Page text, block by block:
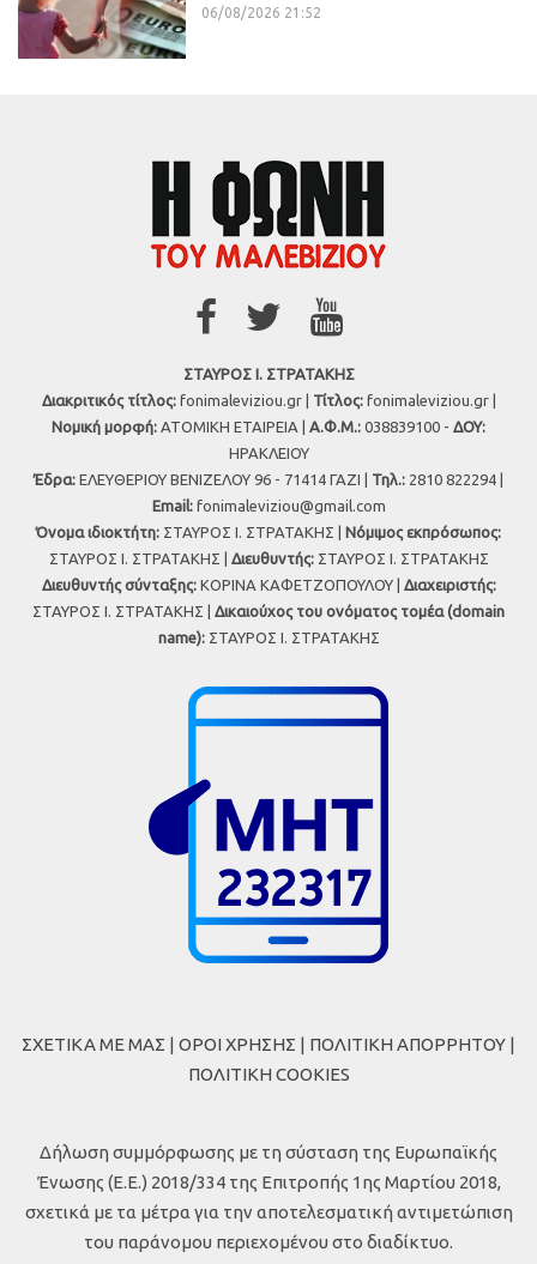
06/08/2026 21:52
ΣΤΑΥΡΟΣ Ι. ΣΤΡΑΤΑΚΗΣ
Διακριτικός τίτλος:fonimaleviziou.gr | Τίτλος:fonimaleviziou.gr |
Νομική μορφή: ΑΤΟΜΙΚΗ ΕΤΑΙΡΕΙΑ | Α.Φ.Μ.: 038839100 - ΔΟΥ:
ΗΡΑΚΛΕΙΟΥ
Έδρα: ΕΛΕΥΘΕΡΙΟΥ ΒΕΝΙΖΕΛΟΥ 96 - 71414 ΓΑΖΙ | Τηλ.: 2810 822294 |
Εmail: fonimaleviziou@gmail.com
Όνομα ιδιοκτήτη: ΣΤΑΥΡΟΣ Ι. ΣΤΡΑΤΑΚΗΣ | Νόμιμος εκπρόσωπος:
ΣΤΑΥΡΟΣ Ι. ΣΤΡΑΤΑΚΗΣ | Διευθυντής:ΣΤΑΥΡΟΣ Ι. ΣΤΡΑΤΑΚΗΣ
Διευθυντής σύνταξης:ΚΟΡΙΝΑ ΚΑΦΕΤΖΟΠΟΥΛΟΥ | Διαχειριστής:
ΣΤΑΥΡΟΣ Ι. ΣΤΡΑΤΑΚΗΣ | Δικαιούχος του ονόματος τομέα (domain
name):ΣΤΑΥΡΟΣ Ι. ΣΤΡΑΤΑΚΗΣ
ΣΧΕΤΙΚΑ ΜΕ ΜΑΣ | ΟΡΟΙ ΧΡΗΣΗΣ | ΠΟΛΙΤΙΚΗ ΑΠΟΡΡΗΤΟΥ |
ΠΟΛΙΤΙΚΗ COOKIES
Δήλωση συμμόρφωσης με τη σύσταση της Ευρωπαϊκής
Ένωσης (Ε.Ε.) 2018/334 της Επιτροπής 1ης Μαρτίου 2018,
σχετικά με τα μέτρα για την αποτελεσματική αντιμετώπιση
του παράνομου περιεχομένου στο διαδίκτυο.